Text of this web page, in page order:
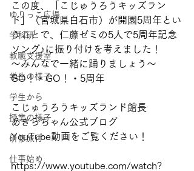
ゆりっこ広場
学科研
教職支援室
学生の様子
学生から
授業の様子
研修旅行
仕事始め
この度、「こじゅうろうキッズラン
ド」（宮城県白石市）が開園5周年とい
うことで、仁藤ゼミの5人で5周年記念
ソング♪に振り付けを考えました！
～みんなで一緒に踊りましょう～
GO！・GO！・5周年
こじゅうろうキッズランド館長
あきらちゃん公式ブログ
YouTube動画をご覧ください！
https://www.youtube.com/watch?